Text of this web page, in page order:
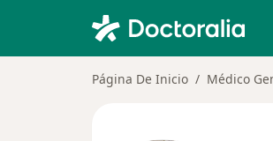
Página De Inicio Médico